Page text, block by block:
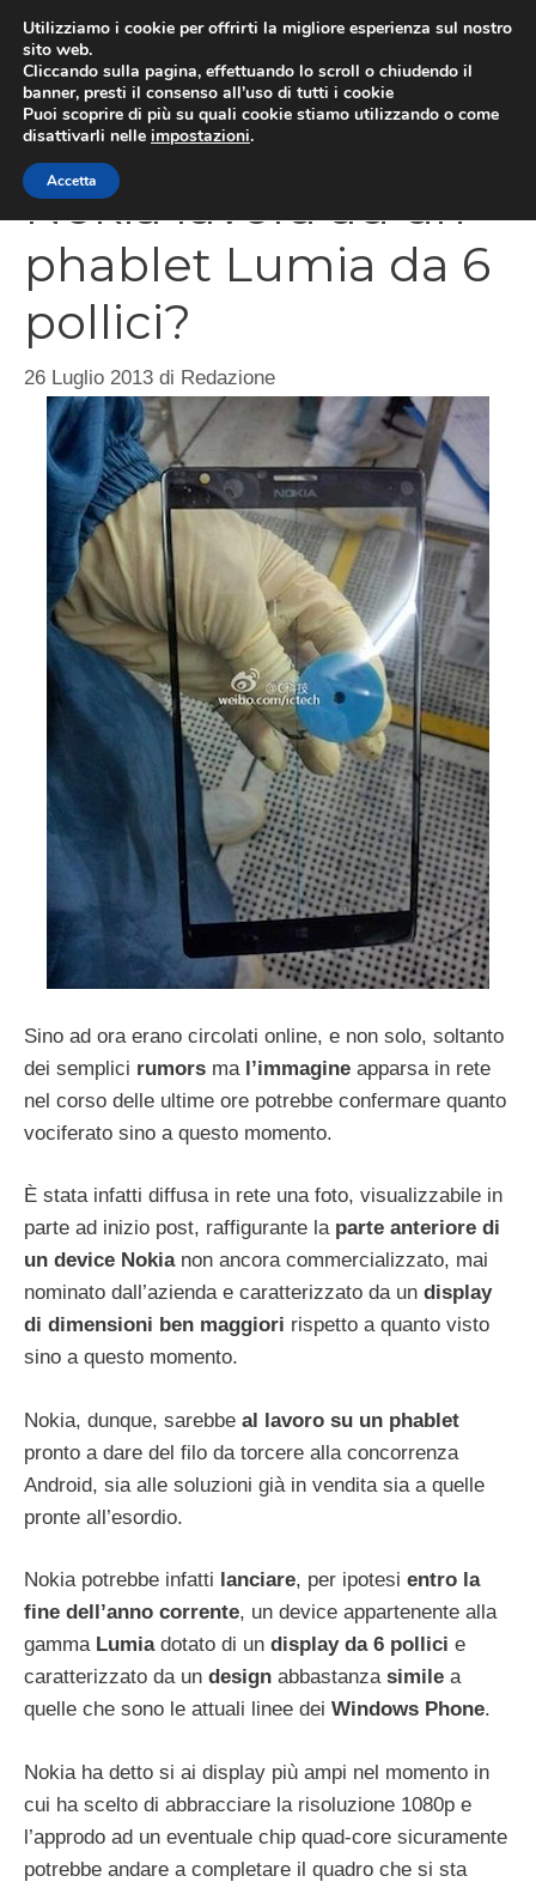
contenuto
Nokia lavora ad un
phablet Lumia da 6
pollici?
26 Luglio 2013 di Redazione
Sino ad ora erano circolati online, e non solo, soltanto
dei semplici rumors ma l’immagine apparsa in rete
nel corso delle ultime ore potrebbe confermare quanto
vociferato sino a questo momento.
È stata infatti diffusa in rete una foto, visualizzabile in
parte ad inizio post, raffigurante la parte anteriore di
un device Nokianon ancora commercializzato, mai
nominato dall’azienda e caratterizzato da un display
di dimensioni ben maggiori rispetto a quanto visto
sino a questo momento.
Nokia, dunque, sarebbe al lavoro su un phablet
pronto a dare del filo da torcere alla concorrenza
Android, sia alle soluzioni già in vendita sia a quelle
pronte all’esordio.
Nokia potrebbe infatti lanciare, per ipotesi entro la
fine dell’anno corrente, un device appartenente alla
gamma Lumiadotato di un display da 6 pollici e
caratterizzato da un design abbastanzasimile a
quelle che sono le attuali linee dei Windows Phone.
Nokia ha detto si ai display più ampi nel momento in
cui ha scelto di abbracciare la risoluzione 1080p e
l’approdo ad un eventuale chip quad-core sicuramente
potrebbe andare a completare il quadro che si sta
Utilizziamo i cookie per offrirti la migliore esperienza sul nostro
sito web.
Cliccando sulla pagina, effettuando lo scroll o chiudendo il
banner, presti il consenso all’uso di tutti i cookie
Puoi scoprire di più su quali cookie stiamo utilizzando o come
disattivarli nelle impostazioni.
Accetta